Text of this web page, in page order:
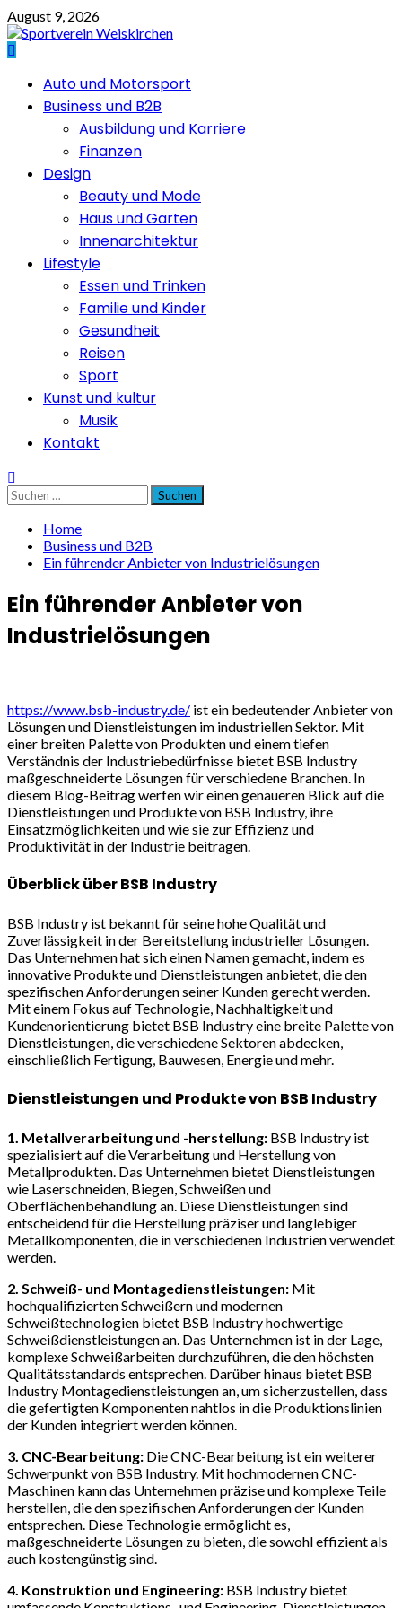
Skip
to
content
August 9, 2026
PrimaryAuto und Motorsport
Business und B2B
Ausbildung und Karriere
Finanzen
Design
Beauty und Mode
Haus und Garten
Innenarchitektur
Lifestyle
Essen und Trinken
Familie und Kinder
Gesundheit
Reisen
Sport
Kunst und kultur
Musik
Kontakt
Suchen
nach:
Home
Business und B2B
Ein führender Anbieter von Industrielösungen
Ein führender Anbieter von
Industrielösungen
https://www.bsb-industry.de/ ist ein bedeutender Anbieter von
Lösungen und Dienstleistungen im industriellen Sektor. Mit
einer breiten Palette von Produkten und einem tiefen
Verständnis der Industriebedürfnisse bietet BSB Industry
maßgeschneiderte Lösungen für verschiedene Branchen. In
diesem Blog-Beitrag werfen wir einen genaueren Blick auf die
Dienstleistungen und Produkte von BSB Industry, ihre
Einsatzmöglichkeiten und wie sie zur Effizienz und
Produktivität in der Industrie beitragen.
Überblick über BSB Industry
BSB Industry ist bekannt für seine hohe Qualität und
Zuverlässigkeit in der Bereitstellung industrieller Lösungen.
Das Unternehmen hat sich einen Namen gemacht, indem es
innovative Produkte und Dienstleistungen anbietet, die den
spezifischen Anforderungen seiner Kunden gerecht werden.
Mit einem Fokus auf Technologie, Nachhaltigkeit und
Kundenorientierung bietet BSB Industry eine breite Palette von
Dienstleistungen, die verschiedene Sektoren abdecken,
einschließlich Fertigung, Bauwesen, Energie und mehr.
Dienstleistungen und Produkte von BSB Industry
1. Metallverarbeitung und -herstellung: BSB Industry ist
spezialisiert auf die Verarbeitung und Herstellung von
Metallprodukten. Das Unternehmen bietet Dienstleistungen
wie Laserschneiden, Biegen, Schweißen und
Oberflächenbehandlung an. Diese Dienstleistungen sind
entscheidend für die Herstellung präziser und langlebiger
Metallkomponenten, die in verschiedenen Industrien verwendet
werden.
2. Schweiß- und Montagedienstleistungen: Mit
hochqualifizierten Schweißern und modernen
Schweißtechnologien bietet BSB Industry hochwertige
Schweißdienstleistungen an. Das Unternehmen ist in der Lage,
komplexe Schweißarbeiten durchzuführen, die den höchsten
Qualitätsstandards entsprechen. Darüber hinaus bietet BSB
Industry Montagedienstleistungen an, um sicherzustellen, dass
die gefertigten Komponenten nahtlos in die Produktionslinien
der Kunden integriert werden können.
3. CNC-Bearbeitung: Die CNC-Bearbeitung ist ein weiterer
Schwerpunkt von BSB Industry. Mit hochmodernen CNC-
Maschinen kann das Unternehmen präzise und komplexe Teile
herstellen, die den spezifischen Anforderungen der Kunden
entsprechen. Diese Technologie ermöglicht es,
maßgeschneiderte Lösungen zu bieten, die sowohl effizient als
auch kostengünstig sind.
4. Konstruktion und Engineering: BSB Industry bietet